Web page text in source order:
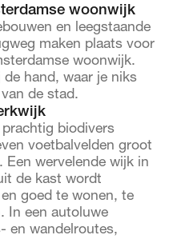
woonwijk
en leegstaande
maken plaats voor
woonwijk.
hand, waar je niks
de stad.
biodivers
voetbalvelden groot
Een wervelende wijk in
de kast wordt
goed te wonen, te
In een autoluwe
en wandelroutes,